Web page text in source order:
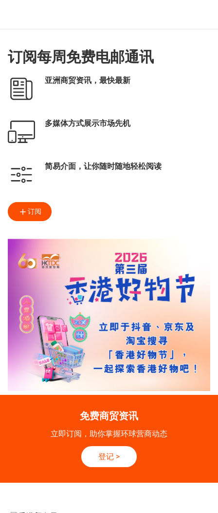
跨境法律服务
大湾区
一国两制
订阅每周免费电邮通讯
亚洲商贸资讯，最快最新
多媒体方式展示市场先机
简易介面，让你随时随地轻松阅读
订阅
免费商贸资讯
立即订阅，助你掌握环球营商动态
登记 >